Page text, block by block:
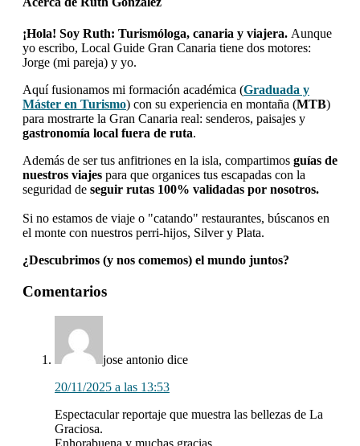
¡Hola! Soy Ruth: Turismóloga, canaria y viajera. Aunque
yo escribo, Local Guide Gran Canaria tiene dos motores:
Jorge (mi pareja) y yo.
Aquí fusionamos mi formación académica (Graduada y
Máster en Turismo) con su experiencia en montaña (MTB)
para mostrarte la Gran Canaria real: senderos, paisajes y
gastronomía local fuera de ruta.
Además de ser tus anfitriones en la isla, compartimos guías de
nuestros viajes para que organices tus escapadas con la
seguridad de seguir rutas 100% validadas por nosotros.
Si no estamos de viaje o "catando" restaurantes, búscanos en
el monte con nuestros perri-hijos, Silver y Plata.
¿Descubrimos (y nos comemos) el mundo juntos?
Interacciones
lectores
Comentarios
jose antonio dice
20/11/2025 a las 13:53
Espectacular reportaje que muestra las bellezas de La
Graciosa.
Enhorabuena y muchas gracias